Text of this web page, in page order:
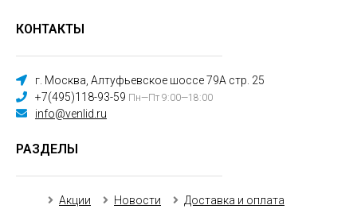
КОНТАКТЫ
г. Москва, Алтуфьевское шоссе 79А стр. 25
+7(495)118-93-59 Пн—Пт 9:00—18:00
info@venlid.ru
РАЗДЕЛЫ
Акции Новости Доставка и оплата